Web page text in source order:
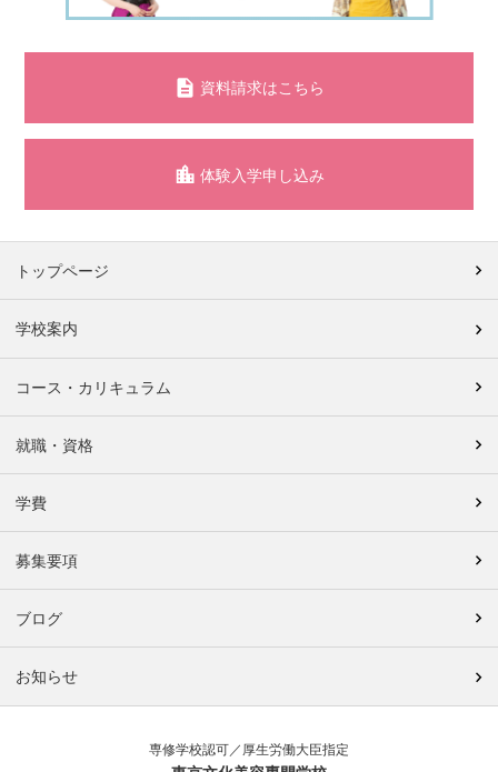
資料請求はこちら
体験入学申し込み
トップページ
学校案内
コース・カリキュラム
就職・資格
学費
募集要項
ブログ
お知らせ
専修学校認可／厚生労働大臣指定